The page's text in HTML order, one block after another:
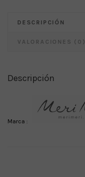
DESCRIPCIÓN
VALORACIONES (0)
Descripción
Marca :